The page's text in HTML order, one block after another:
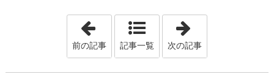
「スマートホーム「ｖ－ｅｘ」モデルハ
前の記事 記事一覧 次の記事